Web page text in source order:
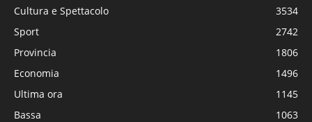
Cultura e Spettacolo
3534
Sport
2742
Provincia
1806
Economia
1496
Ultima ora
1145
Bassa
1063